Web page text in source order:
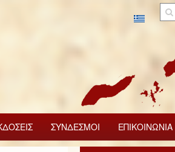
ΣΥΝΔΕΣΜΟΙ ΕΠΙΚΟΙΝΩΝΙΑ